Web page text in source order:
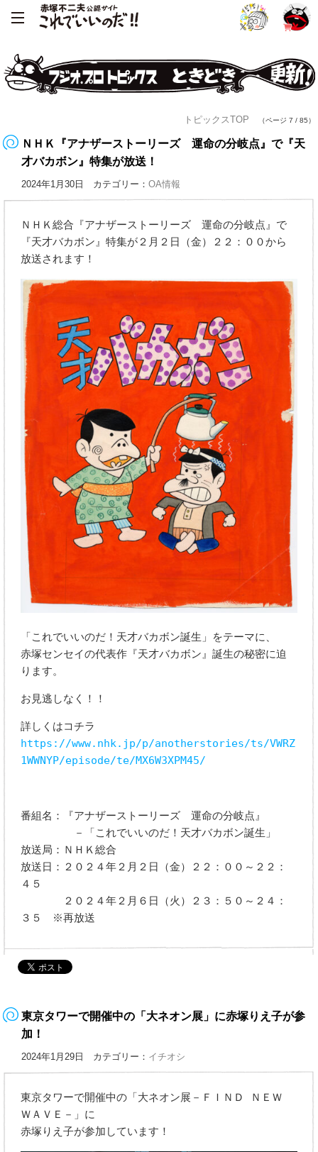
トピックスTOP （ページ 7 / 85）
ＮＨＫ『アナザーストーリーズ 運命の分岐点』で『天
才バカボン』特集が放送！
2024年1月30日 カテゴリー：OA情報
ＮＨＫ総合『アナザーストーリーズ 運命の分岐点』で
『天才バカボン』特集が２月２日（金）２２：００から
放送されます！
「これでいいのだ！天才バカボン誕生」をテーマに、
赤塚センセイの代表作『天才バカボン』誕生の秘密に迫
ります。
お見逃しなく！！
詳しくはコチラ
https://www.nhk.jp/p/anotherstories/ts/VWRZ
1WWNYP/episode/te/MX6W3XPM45/
番組名：『アナザーストーリーズ 運命の分岐点』
－「これでいいのだ！天才バカボン誕生」
放送局：ＮＨＫ総合
放送日：２０２４年２月２日（金）２２：００～２２：
４５
２０２４年２月６日（火）２３：５０～２４：
３５ ※再放送
東京タワーで開催中の「大ネオン展」に赤塚りえ子が参
加！
2024年1月29日 カテゴリー： イチオシ
東京タワーで開催中の「大ネオン展－ＦＩＮＤ ＮＥＷ
ＷＡＶＥ－」に
赤塚りえ子が参加しています！